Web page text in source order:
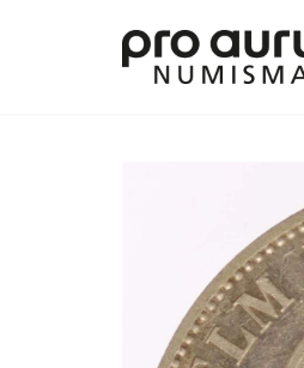
Übersicht
Deutsche